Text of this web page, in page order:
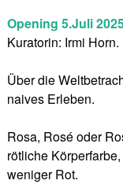
Opening 5.Juli
Kuratorin: Irmi Horn.
Über die
naives Erleben.
Rosa, Rosé oder
rötliche
weniger Rot.